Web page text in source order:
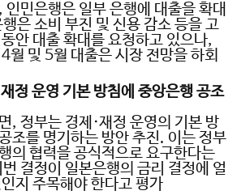
, 인민은행은 일부 은행에 대출을 확대
은 소비 부진 및 신용 감소 등을 고
안 대출 확대를 요청하고 있으나,
4월 및 5월 대출은 시장 전망을 하회
재정 운영 기본 방침에 중앙은행 공조
, 정부는 경제 ·재정 운영의 기본 방
조를 명기하는 방안 추진. 이는 정부
의 협력을 공식적으로 요구한다는
결정이 일본은행의 금리 결정에 얼
지 주목해야 한다고 평가